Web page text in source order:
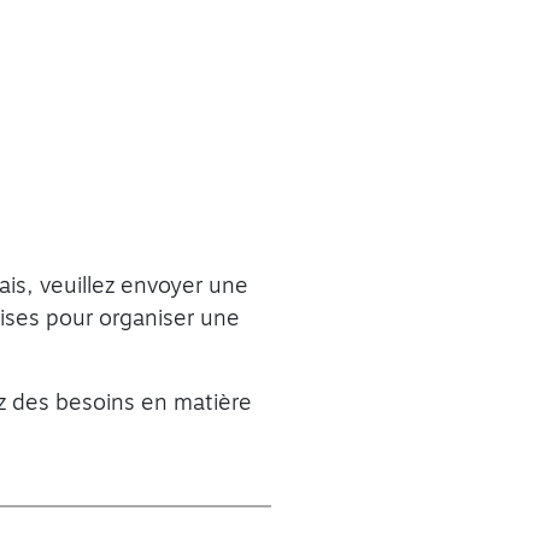
veuillez envoyer une
pour organiser une
des besoins en matière